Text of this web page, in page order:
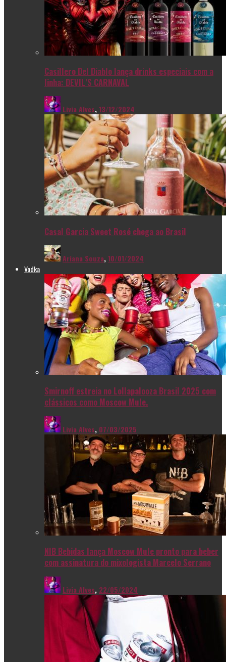
Casillero Del Diablo lança drinks especiais com a
linha: DEVIL’S CARNAVAL
Livia Alves,13/12/2024
Casal Garcia Sweet Rosé chega ao Brasil
Ariana Souza,10/01/2024
Vodka
Smirnoff estreia no Lollapalooza Brasil 2025 com
clássicos como Moscow Mule.
Livia Alves, 07/03/2025
NIB Bebidas lança Moscow Mule pronto para beber
com assinatura do mixologista Marcelo Serrano
Livia Alves, 22/05/2024